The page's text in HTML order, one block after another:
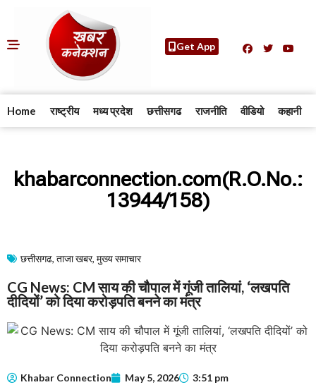
Get App
Home राष्ट्रीय मध्य प्रदेश छत्तीसगढ राजनीति वीडियो कहानी
khabarconnection.com(R.O.No.:
13944/158)
छत्तीसगढ, ताजा खबर, मुख्य समाचार​
CG News: CM साय की चौपाल में गूंजी तालियां, ‘लखपति
दीदियों’ को दिया करोड़पति बनने का मंत्र
Khabar Connection May 5, 2026 3:51 pm